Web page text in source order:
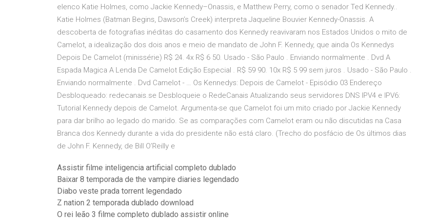
elenco Katie Holmes, como Jackie Kennedy–Onassis, e Matthew Perry, como o senador Ted Kennedy..
Katie Holmes (Batman Begins, Dawson’s Creek) interpreta Jaqueline Bouvier Kennedy-Onassis. A
descoberta de fotografias inéditas do casamento dos Kennedy reavivaram nos Estados Unidos o mito de
Camelot, a idealização dos dois anos e meio de mandato de John F. Kennedy, que ainda Os Kennedys
Depois De Camelot (minissérie) R$ 24. 4x R$ 6 50. Usado - São Paulo . Enviando normalmente . Dvd A
Espada Magica A Lenda De Camelot Edição Especial . R$ 59 90. 10x R$ 5 99 sem juros . Usado - São Paulo .
Enviando normalmente . Dvd Camelot - … Os Kennedys: Depois de Camelot - Episódio 03 Endereço
Desbloqueado: redecanais.se Desbloqueie o RedeCanais Atualizando seus servidores DNS IPV4 e IPV6:
Tutorial Kennedy depois de Camelot. Argumenta-se que Camelot foi um mito criado por Jackie Kennedy
para dar brilho ao legado do marido. Se as comparações com Camelot eram ou não discutidas na Casa
Branca dos Kennedy durante a vida do presidente não está claro. (Trecho do posfácio de Os últimos dias
de John F. Kennedy, de Bill O’Reilly e
Assistir filme inteligencia artificial completo dublado
Baixar 8 temporada de the vampire diaries legendado
Diabo veste prada torrent legendado
Z nation 2 temporada dublado download
O rei leão 3 filme completo dublado assistir online